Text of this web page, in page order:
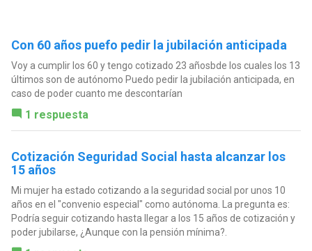
Con 60 años puefo pedir la jubilación anticipada
Voy a cumplir los 60 y tengo cotizado 23 añosbde los cuales los 13
últimos son de autónomo Puedo pedir la jubilación anticipada, en
caso de poder cuanto me descontarían
1 respuesta
Cotización Seguridad Social hasta alcanzar los
15 años
Mi mujer ha estado cotizando a la seguridad social por unos 10
años en el "convenio especial" como autónoma. La pregunta es:
Podría seguir cotizando hasta llegar a los 15 años de cotización y
poder jubilarse, ¿Aunque con la pensión mínima?.